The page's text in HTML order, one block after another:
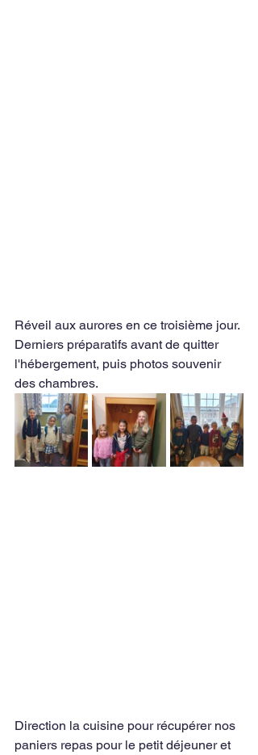
Réveil aux aurores en ce troisième jour.
Derniers préparatifs avant de quitter
l'hébergement, puis photos souvenir
des chambres.
Direction la cuisine pour récupérer nos
paniers repas pour le petit déjeuner et